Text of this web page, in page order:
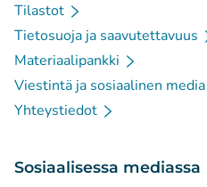
Tilastot
Tietosuoja ja saavutettavuus
Materiaalipankki
Viestintä ja sosiaalinen media
Yhteystiedot
Sosiaalisessa mediassa